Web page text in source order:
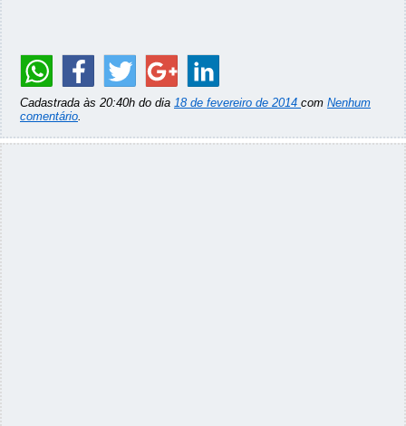
Cadastrada às 20:40h do dia 18 de fevereiro de 2014 com Nenhum
comentário.